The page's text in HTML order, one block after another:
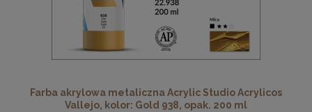
Farba akrylowa metaliczna Acrylic Studio Acrylicos
Vallejo, kolor: Gold 938, opak. 200 ml